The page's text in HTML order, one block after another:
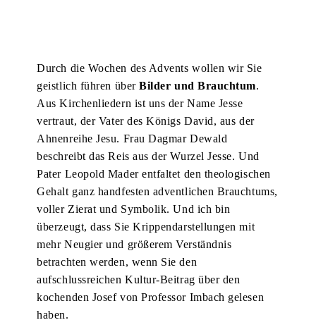
Durch die Wochen des Advents wollen wir Sie
geistlich führen überBilder und Brauchtum.
Aus Kirchenliedern ist uns der Name Jesse
vertraut, der Vater des Königs David, aus der
Ahnenreihe Jesu. Frau Dagmar Dewald
beschreibt das Reis aus der Wurzel Jesse. Und
Pater Leopold Mader entfaltet den theologischen
Gehalt ganz handfesten adventlichen Brauchtums,
voller Zierat und Symbolik. Und ich bin
überzeugt, dass Sie Krippendarstellungen mit
mehr Neugier und größerem Verständnis
betrachten werden, wenn Sie den
aufschlussreichen Kultur-Beitrag über den
kochenden Josef von Professor Imbach gelesen
haben.